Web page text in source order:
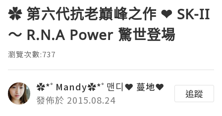
✿ 第六代抗老巔峰之作 ❤ SK-II
～ R.N.A Power 驚世登場
瀏覽次數:737
✿*ﾟMandy✿*ﾟ맨디❤ 蔓地❤
發佈於 2015.08.24
追蹤